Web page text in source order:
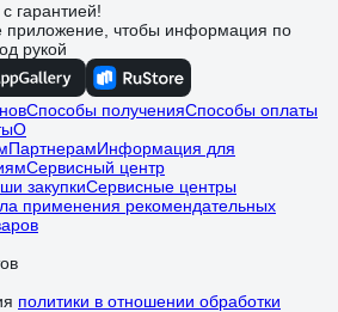
гарантией!
приложение, чтобы информация по
рукой
Способы полученияСпособы оплаты
О
ПартнерамИнформация для
Сервисный центр
закупкиСервисные центры
применения рекомендательных
политики в отношении обработки